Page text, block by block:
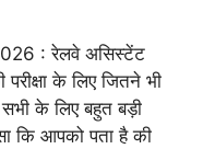
: रेलवे असिस्टेंट
के लिए जितने भी
सभी के लिए बहुत बड़ी
कि आपको पता है की